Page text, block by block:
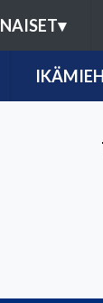
NAISET▾